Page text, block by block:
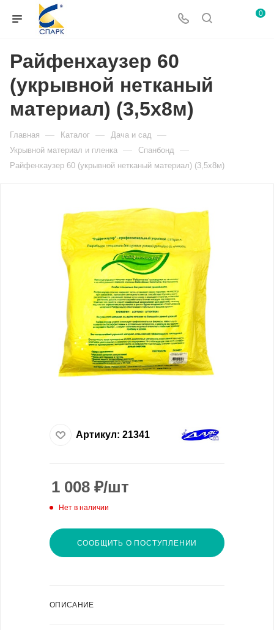
0
Райфенхаузер 60
(укрывной нетканый
материал) (3,5х8м)
Главная — Каталог — Дача и сад —
Укрывной материал и пленка — Спанбонд —
Райфенхаузер 60 (укрывной нетканый материал) (3,5х8м)
Артикул: 21341
1 008 ₽/шт
Нет в наличии
СООБЩИТЬ О ПОСТУПЛЕНИИ
ОПИСАНИЕ